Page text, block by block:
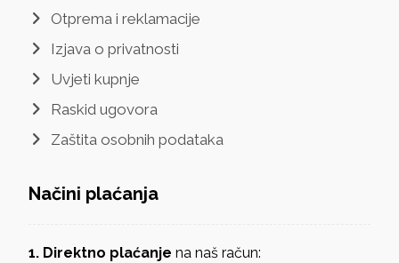
Otprema i reklamacije
Izjava o privatnosti
Uvjeti kupnje
Raskid ugovora
Zaštita osobnih podataka
Načini plaćanja
1. Direktno plaćanje na naš račun: